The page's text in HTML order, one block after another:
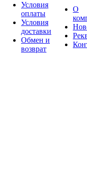
Условия
оплаты
Условия
доставки
Обмен и
возврат
О